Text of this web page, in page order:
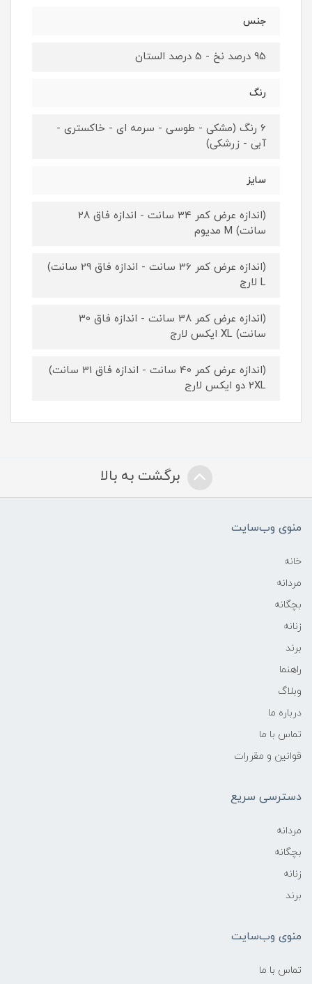
جنس
95 درصد نخ - 5 درصد الستان
رنگ
6 رنگ (مشکی - طوسی - سرمه ای - خاکستری -
آبی - زرشکی)
سایز
(اندازه عرض کمر 34 سانت - اندازه فاق 28
سانت) M مدیوم
(اندازه عرض کمر 36 سانت - اندازه فاق 29 سانت)
L لارج
(اندازه عرض کمر 38 سانت - اندازه فاق 30
سانت) XL ایکس لارج
(اندازه عرض کمر 40 سانت - اندازه فاق 31 سانت)
2XL دو ایکس لارج
برگشت به بالا
منوی وب‌سایت
خانه
مردانه
بچگانه
زنانه
برند
راهنما
وبلاگ
درباره ما
تماس با ما
قوانین و مقررات
دسترسی سریع
مردانه
بچگانه
زنانه
برند
منوی وب‌سایت
تماس با ما